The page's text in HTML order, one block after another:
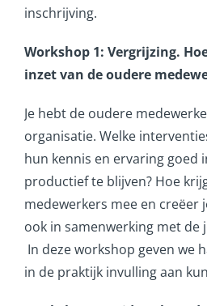
inschrijving.
Workshop 1: Vergrijzing.
inzet van de oudere
Je hebt de oudere
organisatie. Welke
hun kennis en ervaring goed
productief te blijven? Hoe
medewerkers mee en creëer
ook in samenwerking met de
In deze workshop geven we
in de praktijk invulling aan